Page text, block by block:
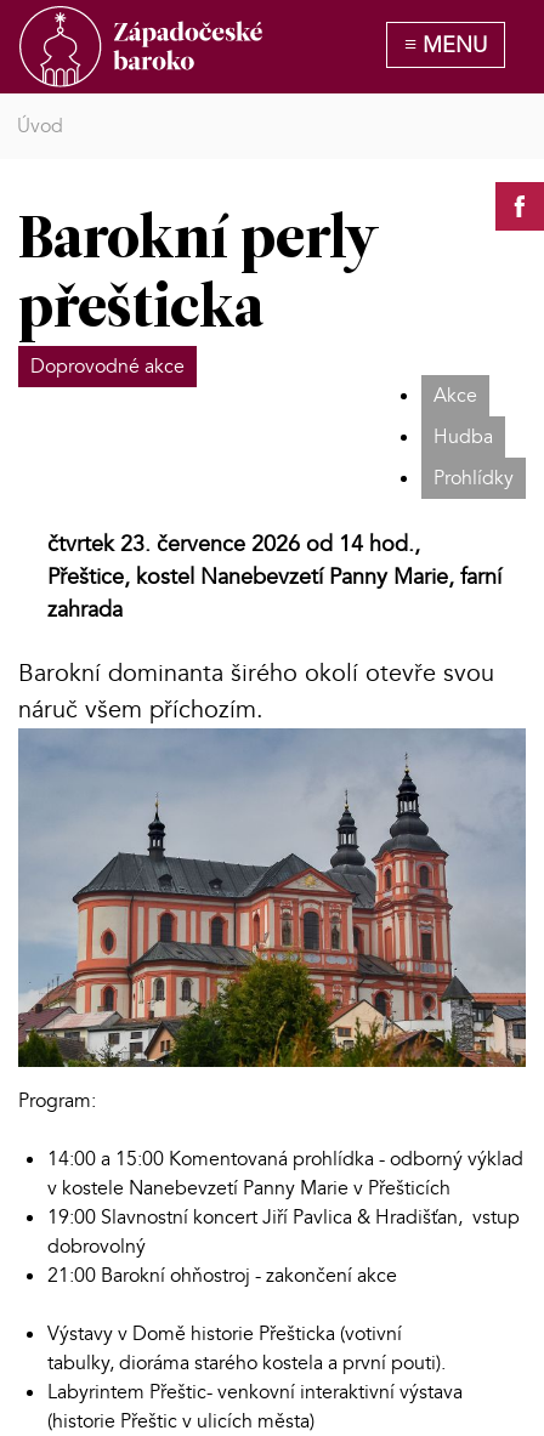
Úvod
Barokní perly
přešticka
Doprovodné akce
Akce
Hudba
Prohlídky
čtvrtek 23. července 2026 od 14 hod.,
Přeštice, kostel Nanebevzetí Panny Marie, farní
zahrada
Barokní dominanta širého okolí otevře svou
náruč všem příchozím.
Program:
14:00 a 15:00 Komentovaná prohlídka - odborný výklad
v kostele Nanebevzetí Panny Marie v Přešticích
19:00 Slavnostní koncert Jiří Pavlica & Hradišťan, vstup
dobrovolný
21:00 Barokní ohňostroj - zakončení akce
Výstavy v Domě historie Přešticka (votivní
tabulky, dioráma starého kostela a první pouti).
Labyrintem Přeštic- venkovní interaktivní výstava
(historie Přeštic v ulicích města)